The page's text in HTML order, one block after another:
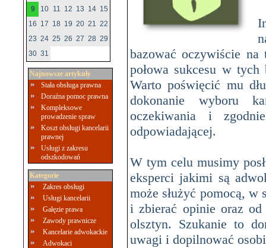
9
10 11 12 13 14 15
16 17 18 19 20 21 22
23 24 25 26 27 28 29
30 31
Najnowsze artykuły
Stała obsługa prawna
Doraźna pomoc prawna
Kompleksowe
prowadzenie spraw
Koszt obsługi kancelarii
prawnej
Usługi z zakresu
odszkodowań
Kategorie
Zakres obsługi
Usługi kancelarii
Gałęzie prawa
Zawody prawnicze
Kancelarie adwokackie
Adwokaci
bazować oczywiście na
połowa sukcesu w
Warto poświęcić mu
dokonanie wyboru
oczekiwania i
odpowiadającej.
W tym celu musimy
eksperci jakimi są
może służyć pomocą, w
i zbierać opinie oraz od
olsztyn. Szukanie to
uwagi i dopilnować